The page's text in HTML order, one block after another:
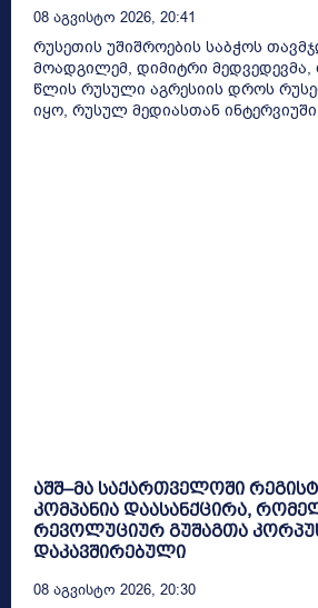
08 Აგვისტო 2026, 20:41
რუსეთის უშიშროების საბჭოს
მოადგილემ, დიმიტრი
წლის რუსული აგრესიის დროს
იყო, რუსულ მედიასთან
აშშ–მა საქართველოში
კომპანია დაასანქცირა,
რევოლუციურ გუშაგთა
დაკავშირებული
08 Აგვისტო 2026, 20:30